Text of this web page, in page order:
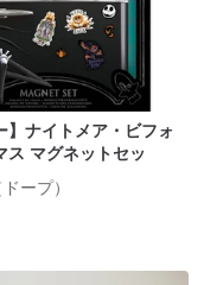
】ナイトメア・ビフォ
ス マグネットセッ
ープ）